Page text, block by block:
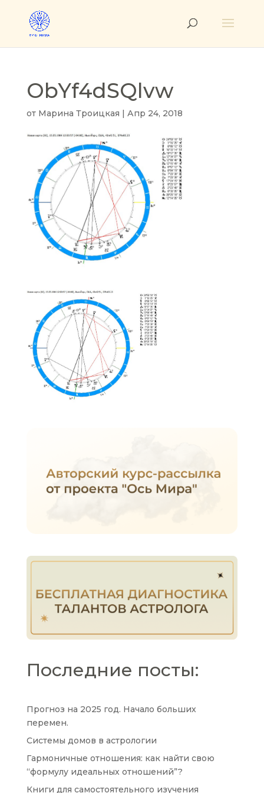
ObYf4dSQlvw
от Марина Троицкая | Апр 24, 2018
Последние посты:
Прогноз на 2025 год. Начало больших
перемен.
Системы домов в астрологии
Гармоничные отношения: как найти свою
“формулу идеальных отношений”?
Книги для самостоятельного изучения